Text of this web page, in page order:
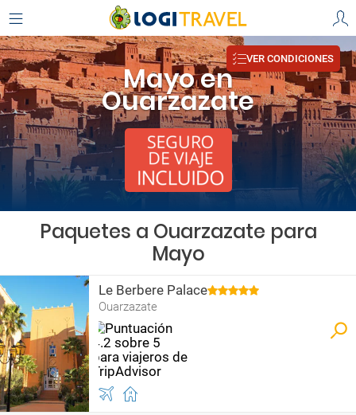
Mayo en
Ouarzazate
VER CONDICIONES
Paquetes a Ouarzazate para
Mayo
Le Berbere Palace
Ouarzazate